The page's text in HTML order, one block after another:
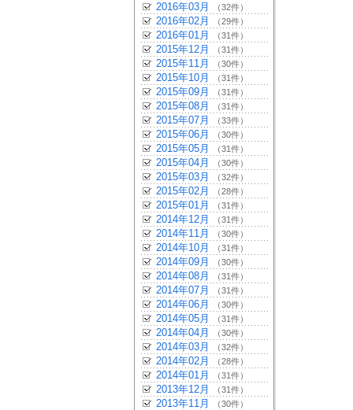
2016年03月 （32件）
2016年02月 （29件）
2016年01月 （31件）
2015年12月 （31件）
2015年11月 （30件）
2015年10月 （31件）
2015年09月 （31件）
2015年08月 （31件）
2015年07月 （33件）
2015年06月 （30件）
2015年05月 （31件）
2015年04月 （30件）
2015年03月 （32件）
2015年02月 （28件）
2015年01月 （31件）
2014年12月 （31件）
2014年11月 （30件）
2014年10月 （31件）
2014年09月 （30件）
2014年08月 （31件）
2014年07月 （31件）
2014年06月 （30件）
2014年05月 （31件）
2014年04月 （30件）
2014年03月 （32件）
2014年02月 （28件）
2014年01月 （31件）
2013年12月 （31件）
2013年11月 （30件）